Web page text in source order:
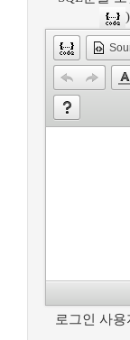
로그인 사